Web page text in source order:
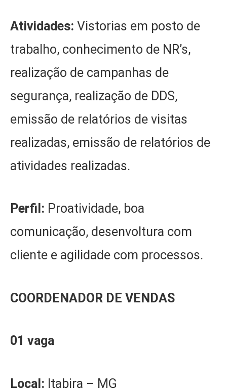
Atividades: Vistorias em posto de
trabalho, conhecimento de NR’s,
realização de campanhas de
segurança, realização de DDS,
emissão de relatórios de visitas
realizadas, emissão de relatórios de
atividades realizadas.
Perfil: Proatividade, boa
comunicação, desenvoltura com
cliente e agilidade com processos.
COORDENADOR DE VENDAS
01 vaga
Local: Itabira – MG